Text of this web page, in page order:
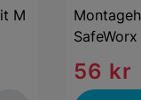
M
SafeWorx
56 kr